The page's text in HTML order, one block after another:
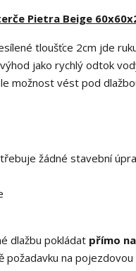
Pietra Beige
tloušťce 2cm jde
jako rychlý odtok
možnost vést pod
žádné stavební
dlažbu pokládat přímo
požadavku na